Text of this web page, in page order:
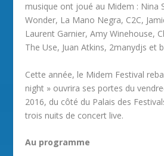
musique ont joué au Midem : Nina
Wonder, La Mano Negra, C2C,
Laurent Garnier, Amy Winehouse,
The Use, Juan Atkins, 2manydjs et
Cette année, le Midem Festival
night » ouvrira ses portes du
2016, du côté du Palais des
trois nuits de concert live.
Au programme